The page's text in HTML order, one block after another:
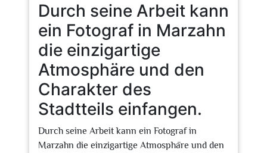
Durch seine Arbeit kann
ein Fotograf in Marzahn
die einzigartige
Atmosphäre und den
Charakter des
Stadtteils einfangen.
Durch seine Arbeit kann ein Fotograf in
Marzahn die einzigartige Atmosphäre und den